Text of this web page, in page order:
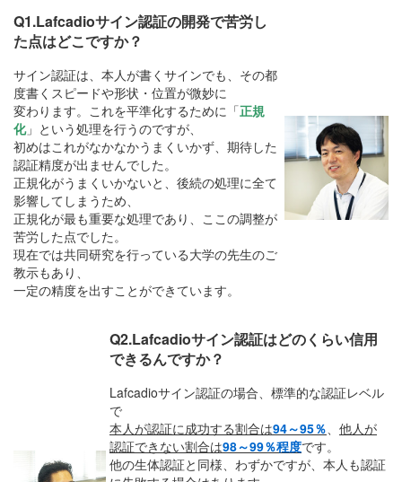
Q1.Lafcadioサイン認証の開発で苦労し
た点はどこですか？
サイン認証は、本人が書くサインでも、その都
度書くスピードや形状・位置が微妙に
変わります。これを平準化するために「正規
化」という処理を行うのですが、
初めはこれがなかなかうまくいかず、期待した
認証精度が出ませんでした。
正規化がうまくいかないと、後続の処理に全て
影響してしまうため、
正規化が最も重要な処理であり、ここの調整が
苦労した点でした。
現在では共同研究を行っている大学の先生のご
教示もあり、
一定の精度を出すことができています。
Q2.Lafcadioサイン認証はどのくらい信用
できるんですか？
Lafcadioサイン認証の場合、標準的な認証レベル
で
本人が認証に成功する割合は94～95％、 他人が
認証できない割合は98～99％程度です。
他の生体認証と同様、わずかですが、本人も認証